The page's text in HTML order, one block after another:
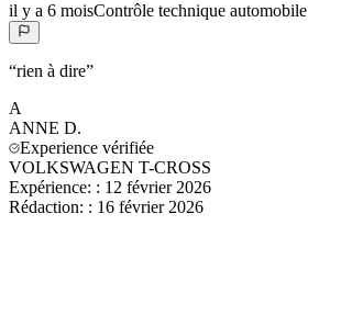
il y a 6 moisContrôle technique automobile
“rien à dire”
A
ANNE D.
Experience vérifiée
VOLKSWAGEN T-CROSS
Expérience: : 12 février 2026
Rédaction: : 16 février 2026